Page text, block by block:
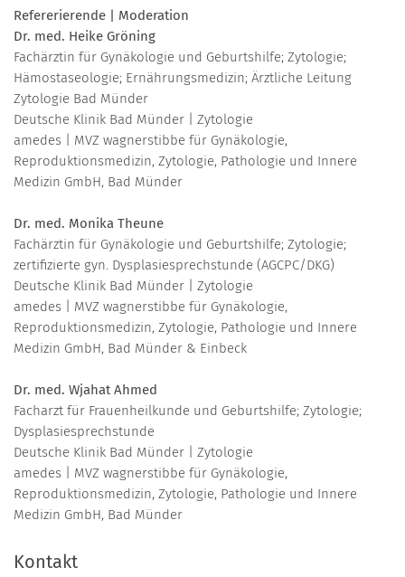
Refererierende | Moderation
Dr. med. Heike Gröning
Fachärztin für Gynäkologie und Geburtshilfe; Zytologie;
Hämostaseologie; Ernährungsmedizin; Ärztliche Leitung
Zytologie Bad Münder
Deutsche Klinik Bad Münder | Zytologie
amedes | MVZ wagnerstibbe für Gynäkologie,
Reproduktionsmedizin, Zytologie, Pathologie und Innere
Medizin GmbH, Bad Münder
Dr. med. Monika Theune
Fachärztin für Gynäkologie und Geburtshilfe; Zytologie;
zertifizierte gyn. Dysplasiesprechstunde (AGCPC/DKG)
Deutsche Klinik Bad Münder | Zytologie
amedes | MVZ wagnerstibbe für Gynäkologie,
Reproduktionsmedizin, Zytologie, Pathologie und Innere
Medizin GmbH, Bad Münder & Einbeck
Dr. med. Wjahat Ahmed
Facharzt für Frauenheilkunde und Geburtshilfe; Zytologie;
Dysplasiesprechstunde
Deutsche Klinik Bad Münder | Zytologie
amedes | MVZ wagnerstibbe für Gynäkologie,
Reproduktionsmedizin, Zytologie, Pathologie und Innere
Medizin GmbH, Bad Münder
Kontakt